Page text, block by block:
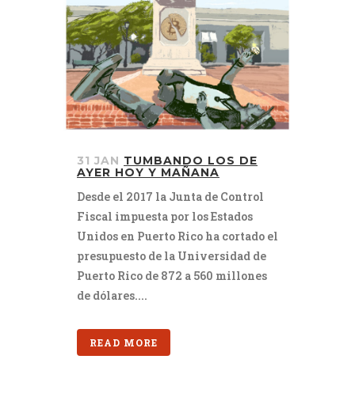
31 JAN TUMBANDO LOS DE
AYER HOY Y MAÑANA
Desde el 2017 la Junta de Control
Fiscal impuesta por los Estados
Unidos en Puerto Rico ha cortado el
presupuesto de la Universidad de
Puerto Rico de 872 a 560 millones
de dólares....
READ MORE